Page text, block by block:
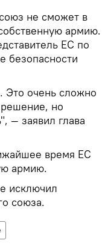
не сможет в
армию.
ЕС по
безопасности
Это очень сложно
но
— заявил глава
время ЕС
армию.
исключил
союза.